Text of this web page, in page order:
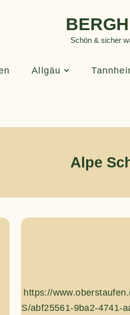
Schön & sicher
Allgäu
Alpe
https://
S/abf25561-9ba2-4741-